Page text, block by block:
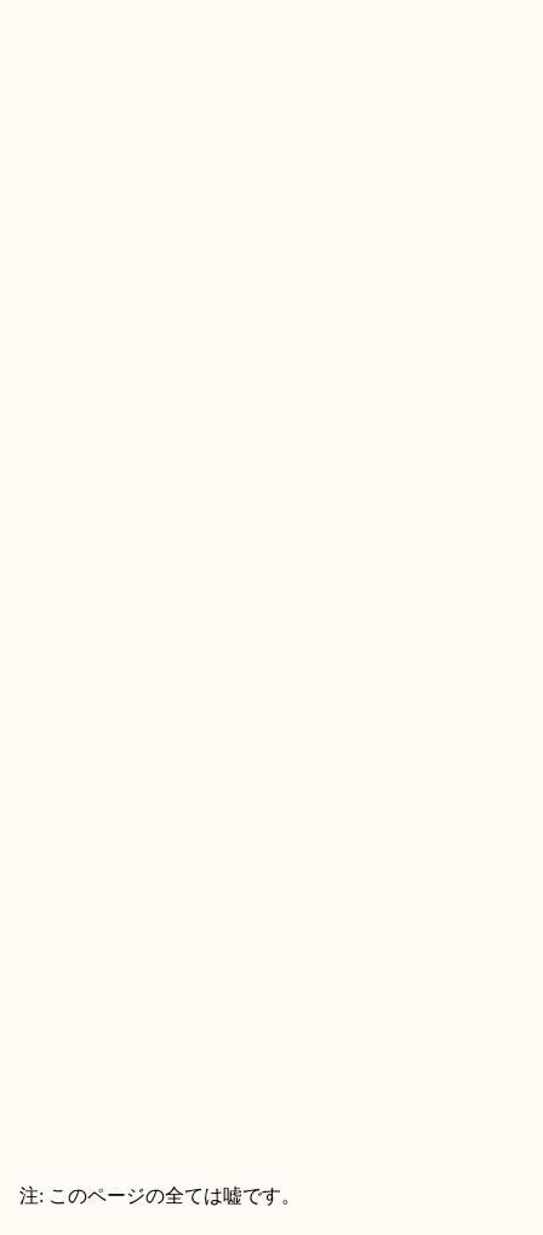
注: このページの全ては嘘です。